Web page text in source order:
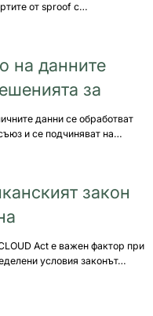
от sproof с…
на данните
за
данни се обработват
и се подчиняват на…
закон
Act е важен фактор при
условия законът…